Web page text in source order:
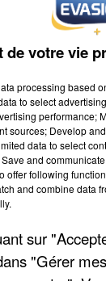
de votre vie
processing based
to select
performance;
sources; Develop
data to select
and
offer following
and combine data
sur
"Gérer